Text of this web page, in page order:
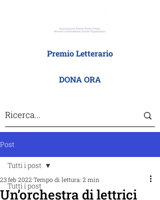
Premio Letterario
DONA ORA
Post
Tutti i post
Tutti i post
Un’orchestra di lettrici
23 feb 2022 Tempo di lettura: 2 min